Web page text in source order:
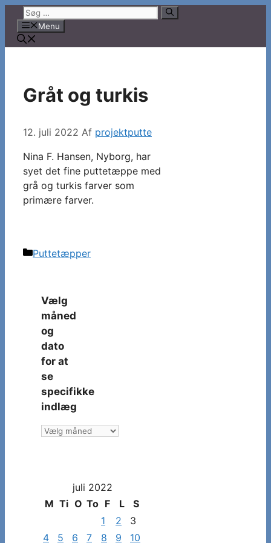
indhold
Søg
efter:Menu
Gråt og turkis
12. juli 2022 Af projektputte
Nina F. Hansen, Nyborg, har
syet det fine puttetæppe med
grå og turkis farver som
primære farver.
Kategorier
Puttetæpper
Vælg
måned
og
dato
for at
se
specifikke
indlæg
Vælg
at
specifikke
juli 2022
M Ti O To F L
S
1
2
3
4
5 6 7 8 9
10